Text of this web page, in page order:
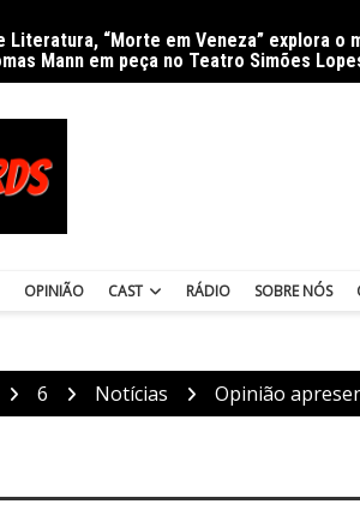
Literatura, “Morte em Veneza” explora o
Mann em peça no Teatro Simões
OPINIÃO CAST RÁDIO SOBRE NÓS
6 Notícias Opinião